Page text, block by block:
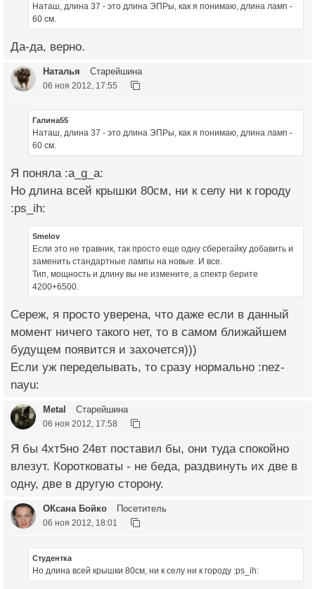
Наташ, длина 37 - это длина ЭПРы, как я понимаю, длина ламп -
60 см.
Да-да, верно.
Наталья Старейшина
06 ноя 2012, 17:55
Галина55
Наташ, длина 37 - это длина ЭПРы, как я понимаю, длина ламп -
60 см.
Я поняла :a_g_a:
Но длина всей крышки 80см, ни к селу ни к городу
:ps_ih:
Smelov
Если это не травник, так просто еще одну сберегайку добавить и
заменить стандартные лампы на новые. И все.
Тип, мощность и длину вы не измените, а спектр берите
4200+6500.
Сереж, я просто уверена, что даже если в данный
момент ничего такого нет, то в самом ближайшем
будущем появится и захочется)))
Если уж переделывать, то сразу нормально :nez-
nayu:
Metal Старейшина
06 ноя 2012, 17:58
Я бы 4хт5но 24вт поставил бы, они туда спокойно
влезут. Коротковаты - не беда, раздвинуть их две в
одну, две в другую сторону.
ОКсана Бойко Посетитель
06 ноя 2012, 18:01
Студентка
Но длина всей крышки 80см, ни к селу ни к городу :ps_ih: